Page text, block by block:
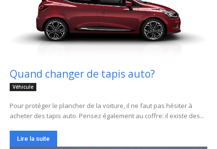
Quand changer de tapis auto?
Véhicule
Pour protéger le plancher de la voiture, il ne faut pas hésiter à
acheter des tapis auto. Pensez également au coffre: il existe des...
Lire la suite